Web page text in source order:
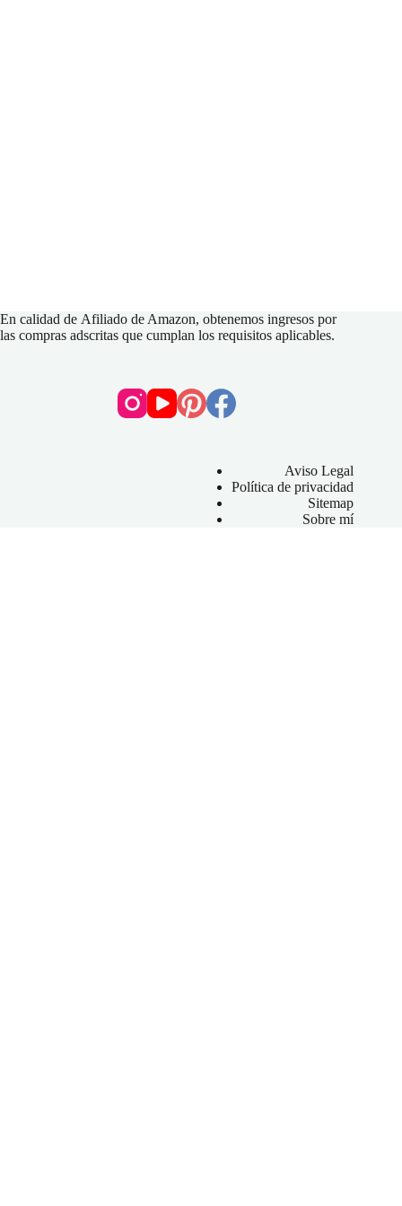
En calidad de Afiliado de Amazon, obtenemos ingresos por
las compras adscritas que cumplan los requisitos aplicables.
Aviso Legal
Política de privacidad
Sitemap
Sobre mí